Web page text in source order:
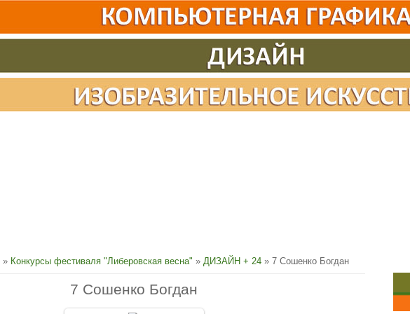
» Конкурсы фестиваля "Либеровская весна" » ДИЗАЙН + 24 » 7 Сошенко Богдан
7 Сошенко Богдан